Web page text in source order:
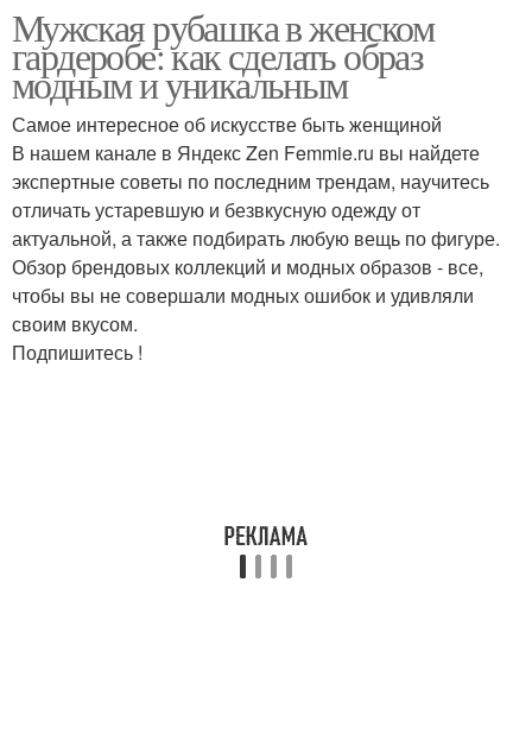
Рубашка в зависимости
одеждой
Рубашка на выход Рубашки для женщины
Рубашка для создания
Рубашка в
неформальной
Мужская рубашка в женском
гардеробе: как сделать образ
модным и уникальным
Самое интересное об искусстве быть женщиной
В нашем канале в Яндекс Zen Femmie.ru вы найдете
экспертные советы по последним трендам, научитесь
отличать устаревшую и безвкусную одежду от
актуальной, а также подбирать любую вещь по фигуре.
Обзор брендовых коллекций и модных образов - все,
чтобы вы не совершали модных ошибок и удивляли
своим вкусом.
Подпишитесь !